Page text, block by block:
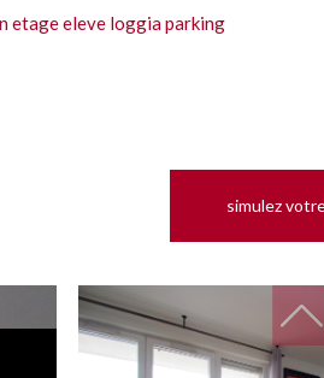
etage eleve loggia parking
simulez